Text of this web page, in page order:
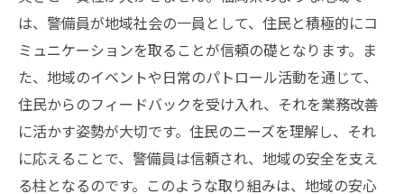
は、警備員が地域社会の一員として、住民と積極的にコ
ミュニケーションを取ることが信頼の礎となります。ま
た、地域のイベントや日常のパトロール活動を通じて、
住民からのフィードバックを受け入れ、それを業務改善
に活かす姿勢が大切です。住民のニーズを理解し、それ
に応えることで、警備員は信頼され、地域の安全を支え
る柱となるのです。このような取り組みは、地域の安心